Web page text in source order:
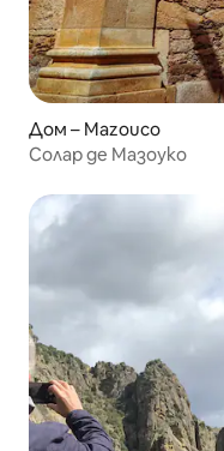
Дом – Mazouco
Солар де Мазоуко